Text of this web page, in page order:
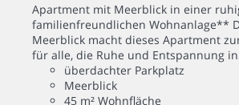
Apartment mit Meerblick in einer
familienfreundlichen Wohnanlage**
Meerblick macht dieses Apartment
für alle, die Ruhe und Entspannung in
überdachter Parkplatz
Meerblick
45 m² Wohnfläche